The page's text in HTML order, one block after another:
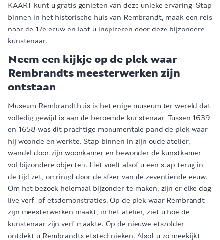
KAART kunt u gratis genieten van deze unieke ervaring. Stap
binnen in het historische huis van Rembrandt, maak een reis
naar de 17e eeuw en laat u inspireren door deze bijzondere
kunstenaar.
Neem een kijkje op de plek waar
Rembrandts meesterwerken zijn
ontstaan
Museum Rembrandthuis is het enige museum ter wereld dat
volledig gewijd is aan de beroemde kunstenaar. Tussen 1639
en 1658 was dit prachtige monumentale pand de plek waar
hij woonde en werkte. Stap binnen in zijn oude atelier,
wandel door zijn woonkamer en bewonder de kunstkamer
vol bijzondere objecten. Het voelt alsof u een stap terug in
de tijd zet, omringd door de sfeer van de zeventiende eeuw.
Om het bezoek helemaal bijzonder te maken, zijn er elke dag
live verf- of etsdemonstraties. Op de plek waar Rembrandt
zijn meesterwerken maakt, in het atelier, ziet u hoe de
kunstenaar zijn verf maakte. Op de nieuwe etszolder
ontdekt u Rembrandts etstechnieken. Alsof u zo meekijkt